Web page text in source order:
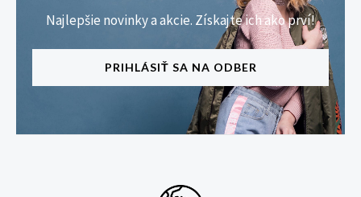
Najlepšie novinky a akcie. Získajte ich ako prví!
PRIHLÁSIŤ SA NA ODBER